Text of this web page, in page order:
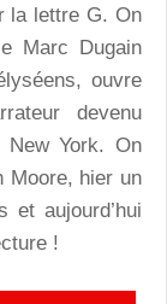
la lettre G. On
Marc Dugain
ouvre
devenu
York. On
Moore, hier un
et aujourd’hui
!